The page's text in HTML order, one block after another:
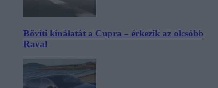
Bővíti kínálatát a Cupra – érkezik az olcsóbb
Raval